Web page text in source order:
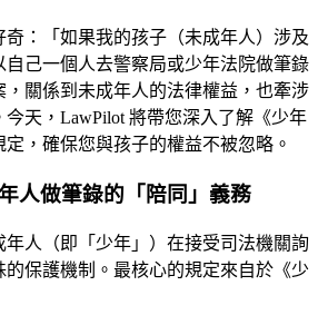
：「如果我的孩子（未成年人）涉及
自己一個人去警察局或少年法院做筆錄
，關係到未成年人的法律權益，也牽涉
天，LawPilot 將帶您深入了解《少年
，確保您與孩子的權益不被忽略。
人做筆錄的「陪同」義務
人（即「少年」）在接受司法機關詢
的保護機制。最核心的規定來自於《少